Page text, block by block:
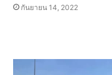
กันยายน 14, 2022